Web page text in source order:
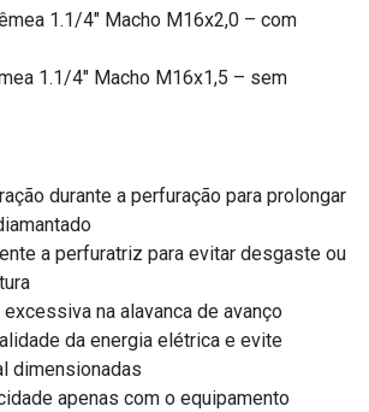
1.1/4″ Macho M16x2,0 – com
1.1/4″ Macho M16x1,5 – sem
durante a perfuração para prolongar
a perfuratriz para evitar desgaste ou
na alavanca de avanço
da energia elétrica e evite
dimensionadas
apenas com o equipamento